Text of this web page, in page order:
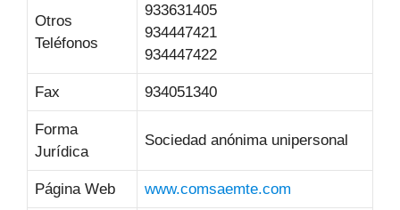
Otros
Teléfonos
933631405
934447421
934447422
Fax 934051340
Forma
Jurídica
Sociedad anónima unipersonal
Página Web www.comsaemte.com